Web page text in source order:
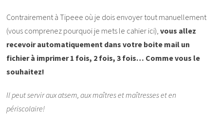
Contrairement à Tipeee où je dois envoyer tout manuellement
(vous comprenez pourquoi je mets le cahier ici), vous allez
recevoir automatiquement dans votre boite mail un
fichier à imprimer 1 fois, 2 fois, 3 fois… Comme vous le
souhaitez!
Il peut servir aux atsem, aux maîtres et maîtresses et en
périscolaire!